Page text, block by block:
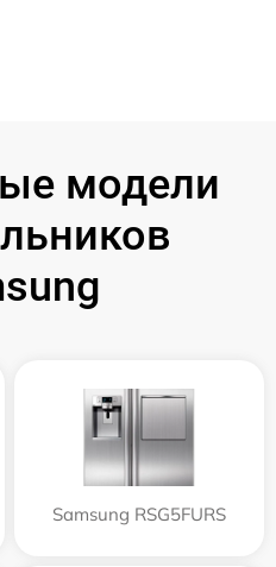
модели
Samsung RSG5FURS